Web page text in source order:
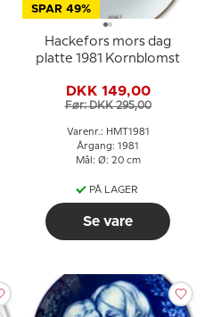
SPAR 49%
Hackefors mors dag
platte 1981 Kornblomst
DKK 149,00
Før: DKK 295,00
Varenr.: HMT1981
Årgang: 1981
Mål: Ø: 20 cm
PÅ LAGER
Se vare